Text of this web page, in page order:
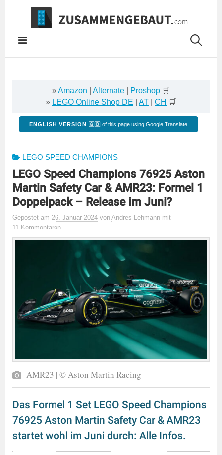
Springe
Inhalt
»Amazon Alternate Proshop 🛒
» LEGO Online Shop DE AT CH 🛒
ENGLISH VERSION 🇬🇧 of this page using Google Translate
LEGO SPEED CHAMPIONS
LEGO Speed Champions 76925 Aston
Martin Safety Car & AMR23: Formel 1
Doppelpack – Release im Juni?
Gepostet am 26. Januar 2024 von Andres Lehmann mit
11 Kommentaren
AMR23 | © Aston Martin Racing
Das Formel 1 Set LEGO Speed Champions
76925 Aston Martin Safety Car & AMR23
startet wohl im Juni durch: Alle Infos.